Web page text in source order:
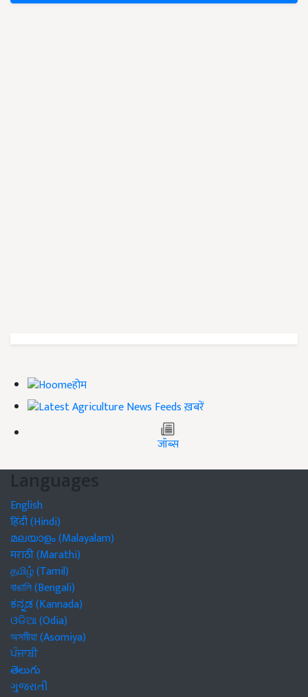
होम
ख़बरें
जॉब्स
Languages
English
हिंदी (Hindi)
മലയാളം (Malayalam)
मराठी (Marathi)
தமிழ் (Tamil)
বাঙালি (Bengali)
ಕನ್ನಡ (Kannada)
ଓଡିଆ (Odia)
অসমীয়া (Asomiya)
ਪੰਜਾਬੀ
తెలుగు
ગુજરાતી